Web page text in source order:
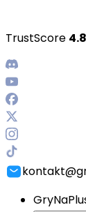
TrustScore 4.8